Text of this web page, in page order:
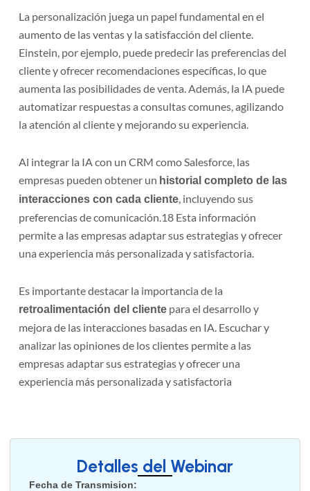
La personalización juega un papel fundamental en el
aumento de las ventas y la satisfacción del cliente.
Einstein, por ejemplo, puede predecir las preferencias del
cliente y ofrecer recomendaciones específicas, lo que
aumenta las posibilidades de venta. Además, la IA puede
automatizar respuestas a consultas comunes, agilizando
la atención al cliente y mejorando su experiencia.
Al integrar la IA con un CRM como Salesforce, las
empresas pueden obtener un historial completo de las
interacciones con cada cliente, incluyendo sus
preferencias de comunicación.18 Esta información
permite a las empresas adaptar sus estrategias y ofrecer
una experiencia más personalizada y satisfactoria.
Es importante destacar la importancia de la
retroalimentación del cliente para el desarrollo y
mejora de las interacciones basadas en IA. Escuchar y
analizar las opiniones de los clientes permite a las
empresas adaptar sus estrategias y ofrecer una
experiencia más personalizada y satisfactoria
Detalles del Webinar
Fecha de Transmision: